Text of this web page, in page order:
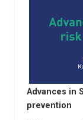
Advances in
prevention